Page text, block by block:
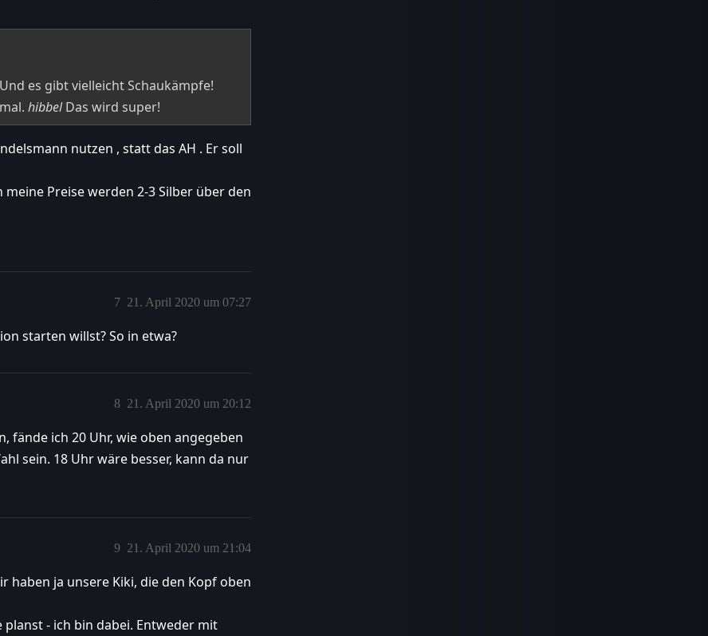
Und es gibt vielleicht Schaukämpfe!
hibbelDas wird super!
nutzen , statt das AH . Er soll
Preise werden 2-3 Silber über den
21. April 2020 um 07:27
7
starten willst? So in etwa?
21. April 2020 um 20:12
8
fände ich 20 Uhr, wie oben angegeben
sein. 18 Uhr wäre besser, kann da nur
21. April 2020 um 21:04
9
haben ja unsere Kiki, die den Kopf oben
- ich bin dabei. Entweder mit